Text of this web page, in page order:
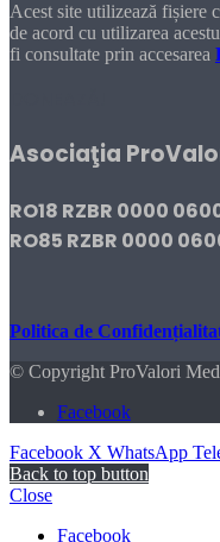
Acest site utilizează fișiere
de acord cu utilizarea
fi consultate prin accesarea
Asociaţia
RO18 RZBR 0000
RO85 RZBR 0000
Politica de
© Copyright ProValori
Facebook
Facebook X WhatsApp
Back to top button
Close
Facebook